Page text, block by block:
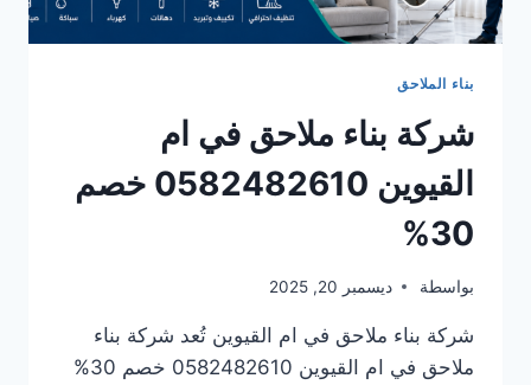
بناء الملاحق
شركة بناء ملاحق في ام
القيوين 0582482610 خصم
30%
بواسطة ديسمبر 20, 2025
شركة بناء ملاحق في ام القيوين تُعد شركة بناء
ملاحق في ام القيوين 0582482610 خصم 30%